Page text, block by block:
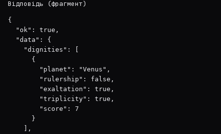
Відповідь (фрагмент)
{
  "ok": true,
  "data": {
    "dignities": [
      {
        "planet": "Venus",
        "rulership": false,
        "exaltation": true,
        "triplicity": true,
        "score": 7
      }
    ],